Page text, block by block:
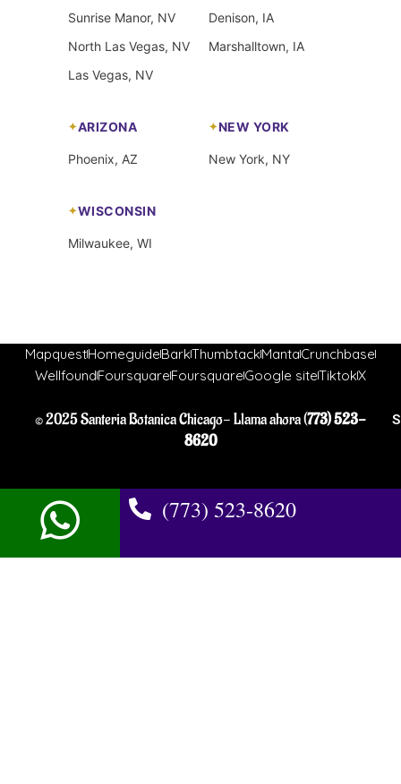
Sunrise Manor, NV
North Las Vegas, NV
Las Vegas, NV
Denison, IA
Marshalltown, IA
ARIZONA
Phoenix, AZ
NEW YORK
New York, NY
WISCONSIN
Milwaukee, WI
MapquestHomeguideBarkThumbtackMantaCrunchbase
WellfoundFoursquareFoursquareGoogle siteTiktokX
© 2025 Santeria Botanica Chicago- Llama ahora (773) 523-
8620
(773) 523-8620